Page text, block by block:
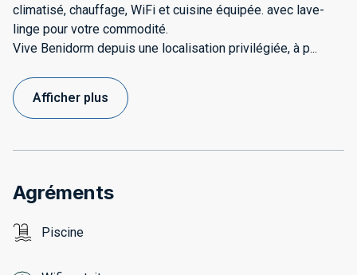
climatisé, chauffage, WiFi et cuisine équipée. avec lave-
linge pour votre commodité.
Vive Benidorm depuis une localisation privilégiée, à p...
Afficher plus
Agréments
Piscine